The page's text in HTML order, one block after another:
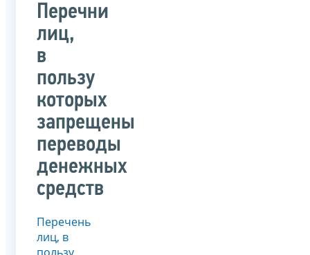
Перечни
лиц,
в
пользу
которых
запрещены
переводы
денежных
средств
Перечень
лиц, в